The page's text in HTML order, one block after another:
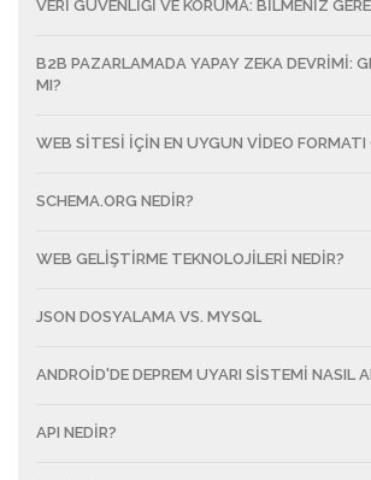
VERI GÜVENLIĞI VE KORUMA: BILMENIZ
B2B PAZARLAMADA YAPAY ZEKA DEVRIMI:
MI?
WEB SITESI IÇIN EN UYGUN VIDEO
SCHEMA.ORG NEDİR?
WEB GELIŞTIRME TEKNOLOJILERI NEDIR?
JSON DOSYALAMA VS. MYSQL
ANDROID'DE DEPREM UYARI SISTEMI NASIL
API NEDIR?